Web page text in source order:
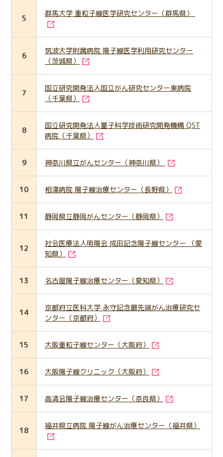
5
群馬大学 重粒子線医学研究センター（群馬県）
6
筑波大学附属病院 陽子線医学利用研究センター
（茨城県）
7
国立研究開発法人国立がん研究センター東病院
（千葉県）
8
国立研究開発法人量子科学技術研究開発機構 QST
病院（千葉県）
9 神奈川県立がんセンター（神奈川県）
10 相澤病院 陽子線治療センター（長野県）
11 静岡県立静岡がんセンター（静岡県）
12
社会医療法人明陽会 成田記念陽子線センター （愛
知県）
13 名古屋陽子線治療センター（愛知県）
14
京都府立医科大学 永守記念最先端がん治療研究セ
ンター（京都府）
15 大阪重粒子線センター（大阪府）
16 大阪陽子線クリニック（大阪府）
17 高清会陽子線治療センター（奈良県）
18
福井県立病院 陽子線がん治療センター（福井県）